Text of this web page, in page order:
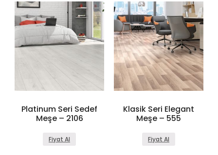
Platinum Seri Sedef
Meşe – 2106
Fiyat Al
Klasik Seri Elegant
Meşe – 555
Fiyat Al